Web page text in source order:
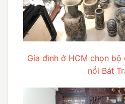
Gia đình ở HCM chọn
nổi Bát